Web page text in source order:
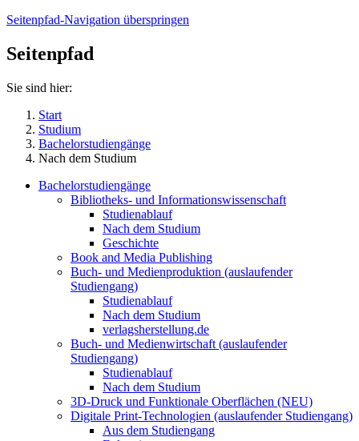
Seitenpfad-Navigation überspringen
Seitenpfad
Sie sind hier:
Start
Studium
Bachelorstudiengänge
Nach dem Studium
Bachelorstudiengänge
Bibliotheks- und Informationswissenschaft
Studienablauf
Nach dem Studium
Geschichte
Book and Media Publishing
Buch- und Medienproduktion (auslaufender
Studiengang)
Studienablauf
Nach dem Studium
verlagsherstellung.de
Buch- und Medienwirtschaft (auslaufender
Studiengang)
Studienablauf
Nach dem Studium
3D-Druck und Funktionale Oberflächen (NEU)
Digitale Print-Technologien (auslaufender Studiengang)
Aus dem Studiengang